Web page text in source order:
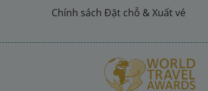
Chính sách Đặt chỗ & Xuất vé